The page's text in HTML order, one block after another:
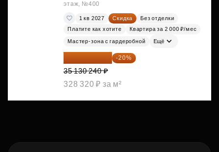
этаж, №400
1 кв 2027 Скидка
Без отделки
Платите как хотите
Квартира за 2 000 ₽/мес
Мастер-зона с гардеробной Ещё
28 104 192 ₽ -20%
35 130 240 ₽
328 320 ₽ за м²